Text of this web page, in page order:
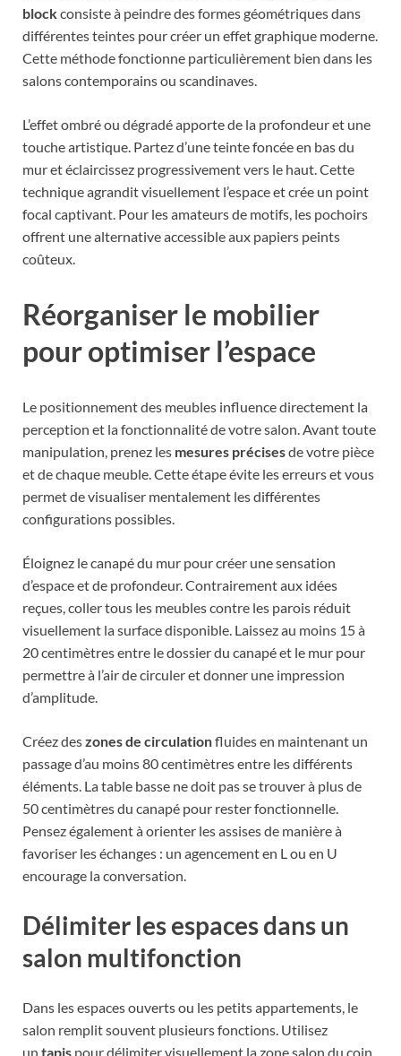
blockconsiste à peindre des formes géométriques dans
différentes teintes pour créer un effet graphique moderne.
Cette méthode fonctionne particulièrement bien dans les
salons contemporains ou scandinaves.
L’effet ombré ou dégradé apporte de la profondeur et une
touche artistique. Partez d’une teinte foncée en bas du
mur et éclaircissez progressivement vers le haut. Cette
technique agrandit visuellement l’espace et crée un point
focal captivant. Pour les amateurs de motifs, les pochoirs
offrent une alternative accessible aux papiers peints
coûteux.
Réorganiser le mobilier
pour optimiser l’espace
Le positionnement des meubles influence directement la
perception et la fonctionnalité de votre salon. Avant toute
manipulation, prenez les mesures précisesde votre pièce
et de chaque meuble. Cette étape évite les erreurs et vous
permet de visualiser mentalement les différentes
configurations possibles.
Éloignez le canapé du mur pour créer une sensation
d’espace et de profondeur. Contrairement aux idées
reçues, coller tous les meubles contre les parois réduit
visuellement la surface disponible. Laissez au moins 15 à
20 centimètres entre le dossier du canapé et le mur pour
permettre à l’air de circuler et donner une impression
d’amplitude.
Créez deszones de circulationfluides en maintenant un
passage d’au moins 80 centimètres entre les différents
éléments. La table basse ne doit pas se trouver à plus de
50 centimètres du canapé pour rester fonctionnelle.
Pensez également à orienter les assises de manière à
favoriser les échanges : un agencement en L ou en U
encourage la conversation.
Délimiter les espaces dans un
salon multifonction
Dans les espaces ouverts ou les petits appartements, le
salon remplit souvent plusieurs fonctions. Utilisez
un tapis pour délimiter visuellement la zone salon du coin